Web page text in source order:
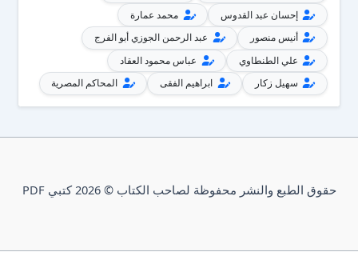
إحسان عبد القدوس
محمد عمارة
أنيس منصور
عبد الرحمن الجوزي أبو الفرج
علي الطنطاوي
عباس محمود العقاد
سهيل زكار
ابراهيم الفقى المحاكم المصرية
حقوق الطبع والنشر محفوظة لصاحب الكتاب © 2026 كتبي PDF